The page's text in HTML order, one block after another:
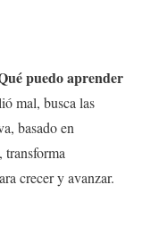
puedo aprender
mal, busca las
basado en
crecer y avanzar.